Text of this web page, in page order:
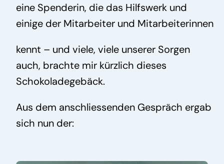
eine Spenderin, die das Hilfswerk und
einige der Mitarbeiter und Mitarbeiterinnen
kennt – und viele, viele unserer Sorgen
auch, brachte mir kürzlich dieses
Schokoladegebäck.
Aus dem anschliessenden Gespräch ergab
sich nun der: